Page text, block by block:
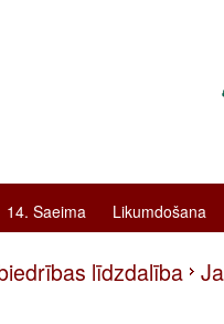
14. Saeima Likumdošana
līdzdalība